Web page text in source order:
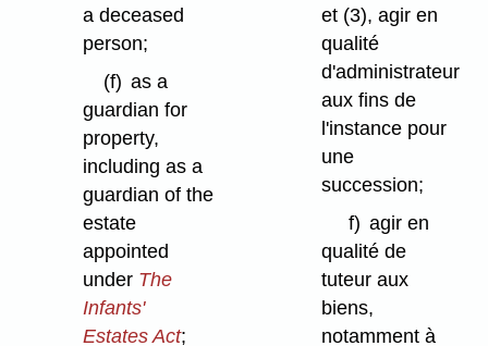
a deceased
person;
(f) as a
guardian for
property,
including as a
guardian of the
estate
appointed
under The
Infants'
Estates Act;
et (3), agir en
qualité
d'administrateur
aux fins de
l'instance pour
une
succession;
f) agir en
qualité de
tuteur aux
biens,
notamment à